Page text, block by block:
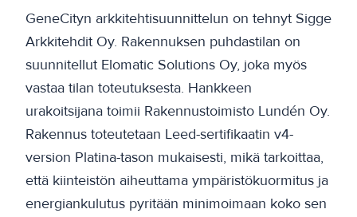
GeneCityn arkkitehtisuunnittelun on tehnyt Sigge
Arkkitehdit Oy. Rakennuksen puhdastilan on
suunnitellut Elomatic Solutions Oy, joka myös
vastaa tilan toteutuksesta. Hankkeen
urakoitsijana toimii Rakennustoimisto Lundén Oy.
Rakennus toteutetaan Leed-sertifikaatin v4-
version Platina-tason mukaisesti, mikä tarkoittaa,
että kiinteistön aiheuttama ympäristökuormitus ja
energiankulutus pyritään minimoimaan koko sen